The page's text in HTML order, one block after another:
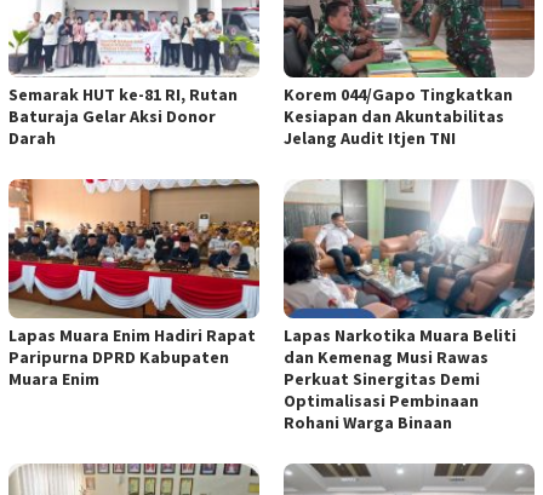
Semarak HUT ke-81 RI, Rutan
Baturaja Gelar Aksi Donor
Darah
Korem 044/Gapo Tingkatkan
Kesiapan dan Akuntabilitas
Jelang Audit Itjen TNI
Lapas Muara Enim Hadiri Rapat
Paripurna DPRD Kabupaten
Muara Enim
Lapas Narkotika Muara Beliti
dan Kemenag Musi Rawas
Perkuat Sinergitas Demi
Optimalisasi Pembinaan
Rohani Warga Binaan